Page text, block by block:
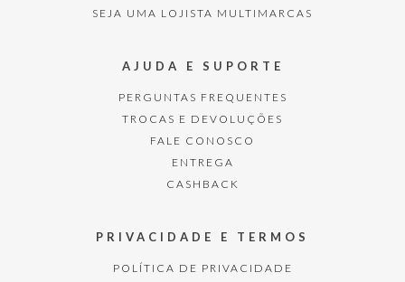
SEJA UMA LOJISTA MULTIMARCAS
AJUDA E SUPORTE
PERGUNTAS FREQUENTES
TROCAS E DEVOLUÇÕES
FALE CONOSCO
ENTREGA
CASHBACK
PRIVACIDADE E TERMOS
POLÍTICA DE PRIVACIDADE